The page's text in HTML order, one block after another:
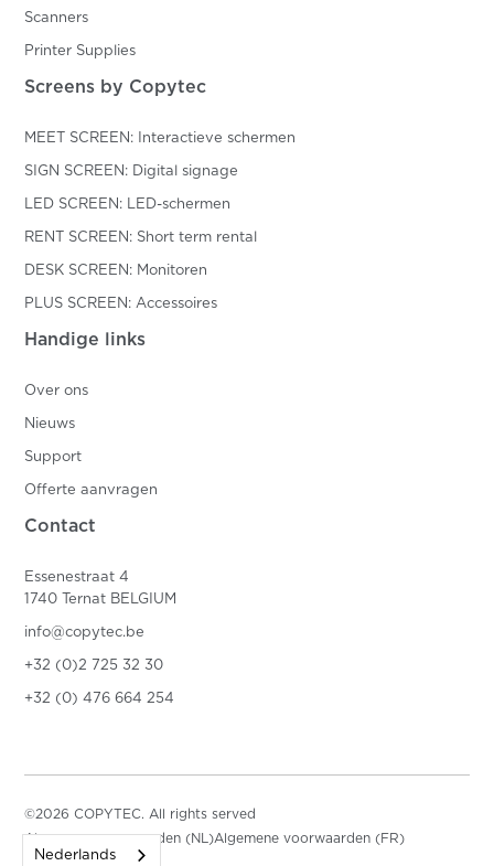
Scanners
Printer Supplies
Screens by Copytec
MEET SCREEN: Interactieve schermen
SIGN SCREEN: Digital signage
LED SCREEN: LED-schermen
RENT SCREEN: Short term rental
DESK SCREEN: Monitoren
PLUS SCREEN: Accessoires
Handige links
Over ons
Nieuws
Support
Offerte aanvragen
Contact
Essenestraat 4
1740 Ternat BELGIUM
info@copytec.be
+32 (0)2 725 32 30
+32 (0) 476 664 254
©2026 COPYTEC. All rights served
Algemene voorwaarden (NL)Algemene voorwaarden (FR)
Nederlands